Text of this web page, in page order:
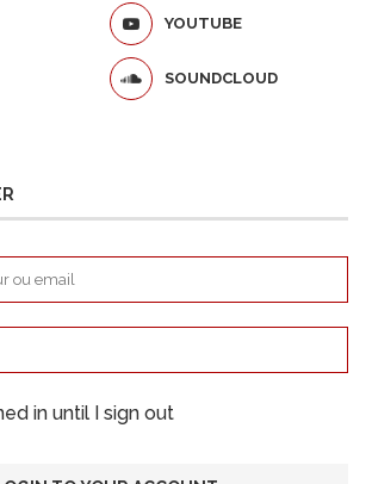
YOUTUBE
SOUNDCLOUD
in until I sign out